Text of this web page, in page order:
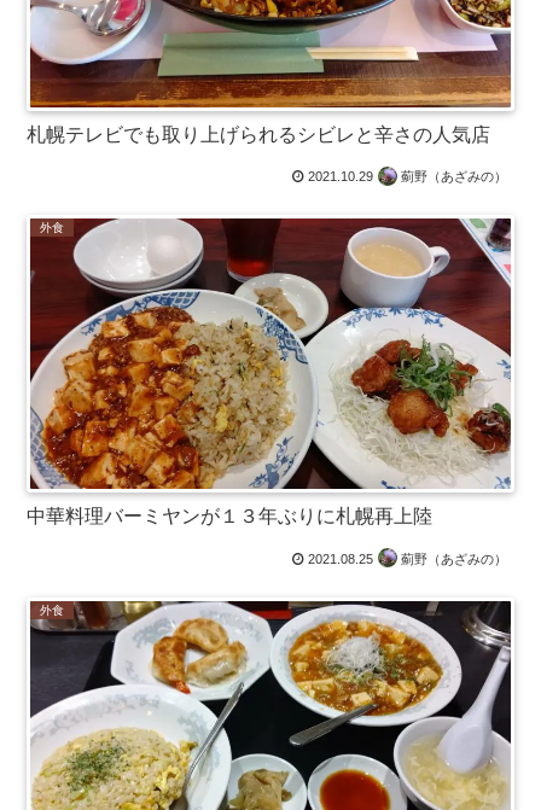
札幌テレビでも取り上げられるシビレと辛さの人気店
2021.10.29 薊野（あざみの）
外食
中華料理バーミヤンが１３年ぶりに札幌再上陸
2021.08.25 薊野（あざみの）
外食